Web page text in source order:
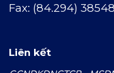
Fax: (84.294)
Liên kết